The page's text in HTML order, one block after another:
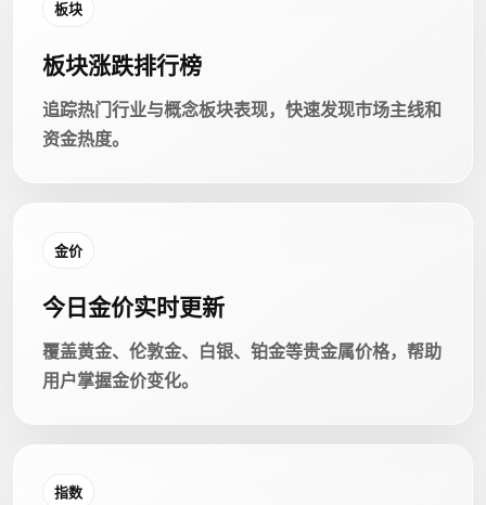
板块
板块涨跌排行榜
追踪热门行业与概念板块表现，快速发现市场主线和
资金热度。
金价
今日金价实时更新
覆盖黄金、伦敦金、白银、铂金等贵金属价格，帮助
用户掌握金价变化。
指数